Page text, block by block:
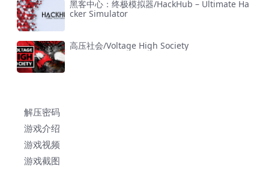
黑客中心：终极模拟器/HackHub – Ultimate Ha
cker Simulator
高压社会/Voltage High Society
解压密码
游戏介绍
游戏视频
游戏截图